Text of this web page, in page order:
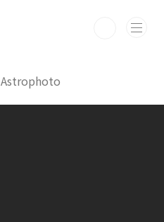
Astrophoto